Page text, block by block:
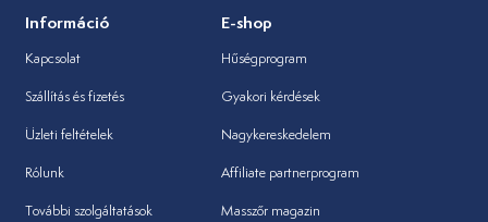
Információ
Kapcsolat
Szállítás és fizetés
Üzleti feltételek
Rólunk
További szolgáltatások
E-shop
Hűségprogram
Gyakori kérdések
Nagykereskedelem
Affiliate partnerprogram
Masszőr magazin